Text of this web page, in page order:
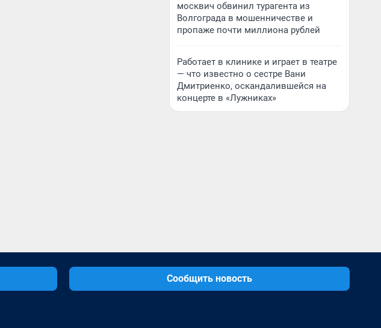
москвич обвинил турагента из
Волгограда в мошенничестве и
пропаже почти миллиона рублей
Работает в клинике и играет в театре
— что известно о сестре Вани
Дмитриенко, оскандалившейся на
концерте в «Лужниках»
Сообщить новость